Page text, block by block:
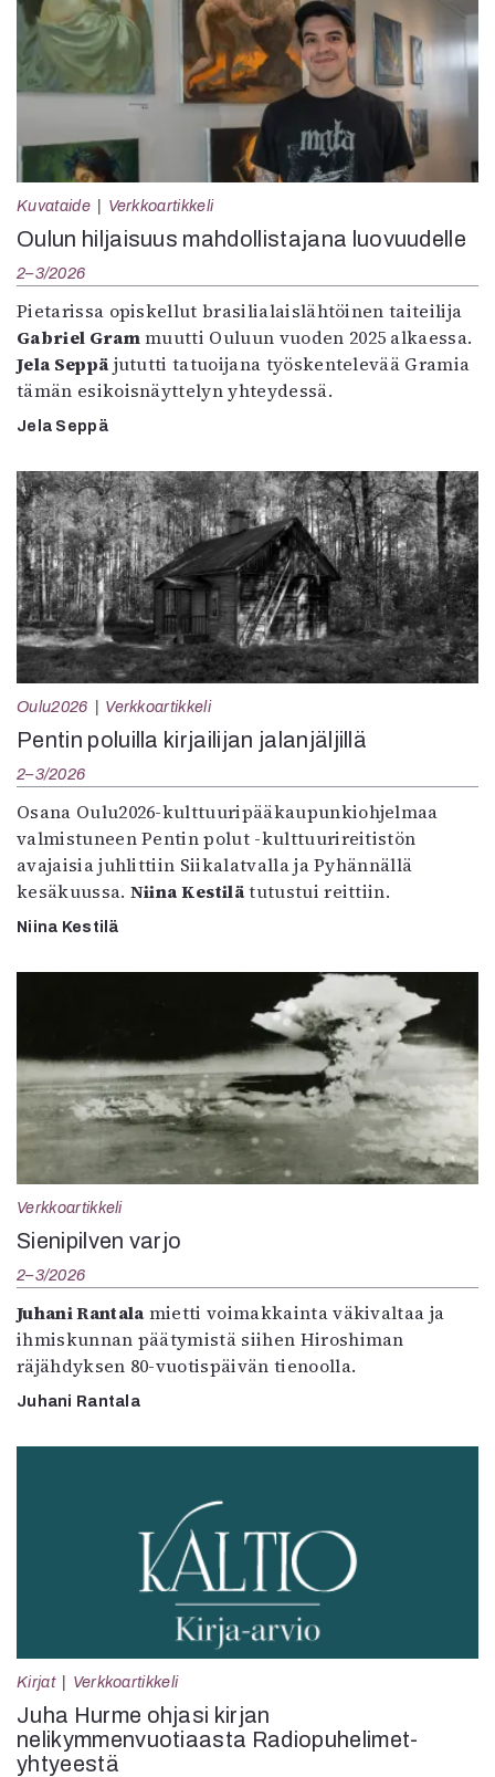
Kuvataide Verkkoartikkeli
Oulun hiljaisuus mahdollistajana luovuudelle
2–3/2026
Pietarissa opiskellut brasilialaislähtöinen taiteilija
Gabriel Grammuutti Ouluun vuoden 2025 alkaessa.
Jela Seppä jututti tatuoijana työskentelevää Gramia
tämän esikoisnäyttelyn yhteydessä.
Jela Seppä
Oulu2026 Verkkoartikkeli
Pentin poluilla kirjailijan jalanjäljillä
2–3/2026
Osana Oulu2026-kulttuuripääkaupunkiohjelmaa
valmistuneen Pentin polut -kulttuurireitistön
avajaisia juhlittiin Siikalatvalla ja Pyhännällä
kesäkuussa. Niina Kestilätutustui reittiin.
Niina Kestilä
Verkkoartikkeli
Sienipilven varjo
2–3/2026
Juhani Rantala mietti voimakkainta väkivaltaa ja
ihmiskunnan päätymistä siihen Hiroshiman
räjähdyksen 80-vuotispäivän tienoolla.
Juhani Rantala
Kirjat Verkkoartikkeli
Juha Hurme ohjasi kirjan
nelikymmenvuotiaasta Radiopuhelimet-
yhtyeestä